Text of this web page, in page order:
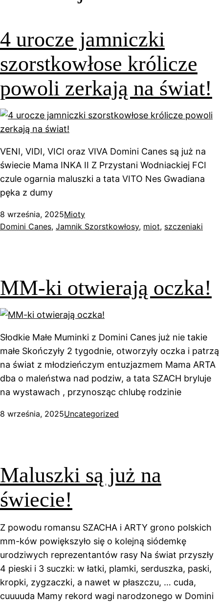
4 urocze jamniczki
szorstkowłose królicze
powoli zerkają na świat!
VENI, VIDI, VICI oraz VIVA Domini Canes są już na
świecie Mama INKA II Z Przystani Wodniackiej FCI
czule ogarnia maluszki a tata VITO Nes Gwadiana
pęka z dumy
8 września, 2025Mioty
Domini Canes, Jamnik Szorstkowłosy, miot, szczeniaki
MM-ki otwierają oczka!
Słodkie Małe Muminki z Domini Canes już nie takie
małe Skończyły 2 tygodnie, otworzyły oczka i patrzą
na świat z młodzieńczym entuzjazmem Mama ARTA
dba o maleństwa nad podziw, a tata SZACH bryluje
na wystawach , przynosząc chlubę rodzinie
8 września, 2025Uncategorized
Maluszki są już na
świecie!
Z powodu romansu SZACHA i ARTY grono polskich
mm-ków powiększyło się o kolejną siódemkę
urodziwych reprezentantów rasy Na świat przyszły
4 pieski i 3 suczki: w łatki, plamki, serduszka, paski,
kropki, zygzaczki, a nawet w płaszczu, … cuda,
cuuuuda Mamy rekord wagi narodzonego w Domini